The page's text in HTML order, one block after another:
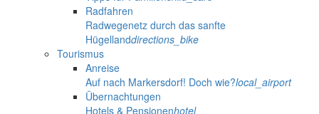
Radfahren
Radwegenetz durch das sanfte
Hügellanddirections_bike
Tourismus
Anreise
Auf nach Markersdorf! Doch wie?local_airport
Übernachtungen
Hotels & Pensionenhotel